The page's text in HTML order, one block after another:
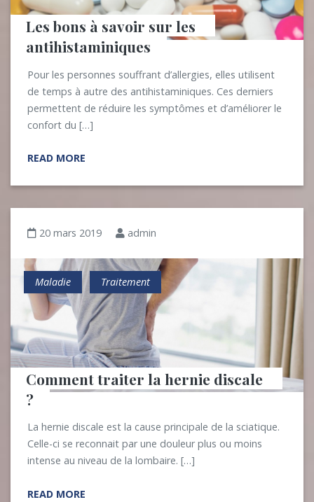
Les bons à savoir sur les
antihistaminiques
Pour les personnes souffrant d’allergies, elles utilisent
de temps à autre des antihistaminiques. Ces derniers
permettent de réduire les symptômes et d’améliorer le
confort du […]
READ MORE
20 mars 2019 admin
Maladie Traitement
Comment traiter la hernie discale
?
La hernie discale est la cause principale de la sciatique.
Celle-ci se reconnait par une douleur plus ou moins
intense au niveau de la lombaire. […]
READ MORE